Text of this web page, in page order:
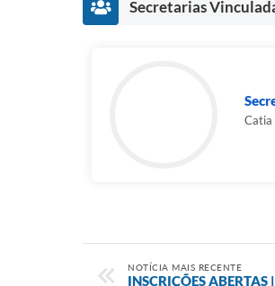
Secretarias
Catia
NOTÍCIA MAIS RECENTE
INSCRIÇÕES